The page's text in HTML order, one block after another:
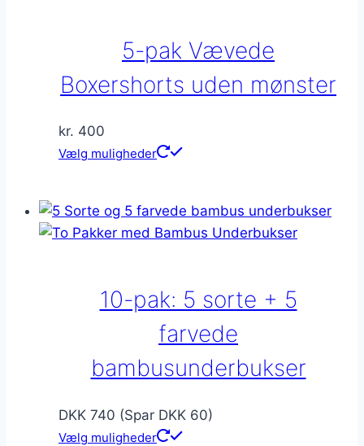
kan
vælges
på
5-pak Vævede
Boxershorts uden mønster
kr. 400
Vælg muligheder
Dette
flere
varianter.
vælges
på
varesiden
10-pak: 5 sorte + 5
farvede
bambusunderbukser
DKK 740 (Spar DKK 60)
Vælg muligheder